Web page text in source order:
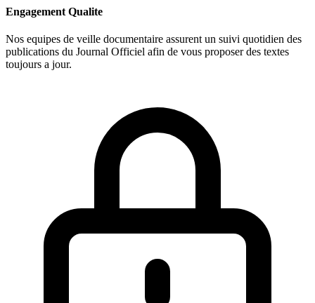
Engagement Qualite
Nos equipes de veille documentaire assurent un suivi quotidien des
publications du Journal Officiel afin de vous proposer des textes
toujours a jour.